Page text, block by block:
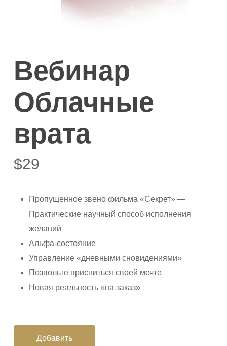
Вебинар
Облачные
врата
$29
Пропущенное звено фильма «Секрет» —
Практические научный способ исполнения
желаний
Альфа-состояние
Управление «дневными сновидениями»
Позвольте присниться своей мечте
Новая реальность «на заказ»
Добавить